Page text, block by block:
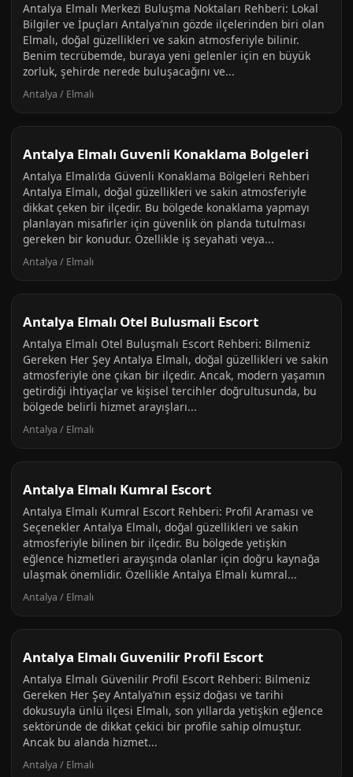
Antalya Elmalı Merkezi Buluşma Noktaları Rehberi: Lokal
Bilgiler ve İpuçları Antalya’nın gözde ilçelerinden biri olan
Elmalı, doğal güzellikleri ve sakin atmosferiyle bilinir.
Benim tecrübemde, buraya yeni gelenler için en büyük
zorluk, şehirde nerede buluşacağını ve...
Antalya / Elmalı
Antalya Elmalı Guvenli Konaklama Bolgeleri
Antalya Elmalı’da Güvenli Konaklama Bölgeleri Rehberi
Antalya Elmalı, doğal güzellikleri ve sakin atmosferiyle
dikkat çeken bir ilçedir. Bu bölgede konaklama yapmayı
planlayan misafirler için güvenlik ön planda tutulması
gereken bir konudur. Özellikle iş seyahati veya...
Antalya / Elmalı
Antalya Elmalı Otel Bulusmali Escort
Antalya Elmalı Otel Buluşmalı Escort Rehberi: Bilmeniz
Gereken Her Şey Antalya Elmalı, doğal güzellikleri ve sakin
atmosferiyle öne çıkan bir ilçedir. Ancak, modern yaşamın
getirdiği ihtiyaçlar ve kişisel tercihler doğrultusunda, bu
bölgede belirli hizmet arayışları...
Antalya / Elmalı
Antalya Elmalı Kumral Escort
Antalya Elmalı Kumral Escort Rehberi: Profil Araması ve
Seçenekler Antalya Elmalı, doğal güzellikleri ve sakin
atmosferiyle bilinen bir ilçedir. Bu bölgede yetişkin
eğlence hizmetleri arayışında olanlar için doğru kaynağa
ulaşmak önemlidir. Özellikle Antalya Elmalı kumral...
Antalya / Elmalı
Antalya Elmalı Guvenilir Profil Escort
Antalya Elmalı Güvenilir Profil Escort Rehberi: Bilmeniz
Gereken Her Şey Antalya’nın eşsiz doğası ve tarihi
dokusuyla ünlü ilçesi Elmalı, son yıllarda yetişkin eğlence
sektöründe de dikkat çekici bir profile sahip olmuştur.
Ancak bu alanda hizmet...
Antalya / Elmalı